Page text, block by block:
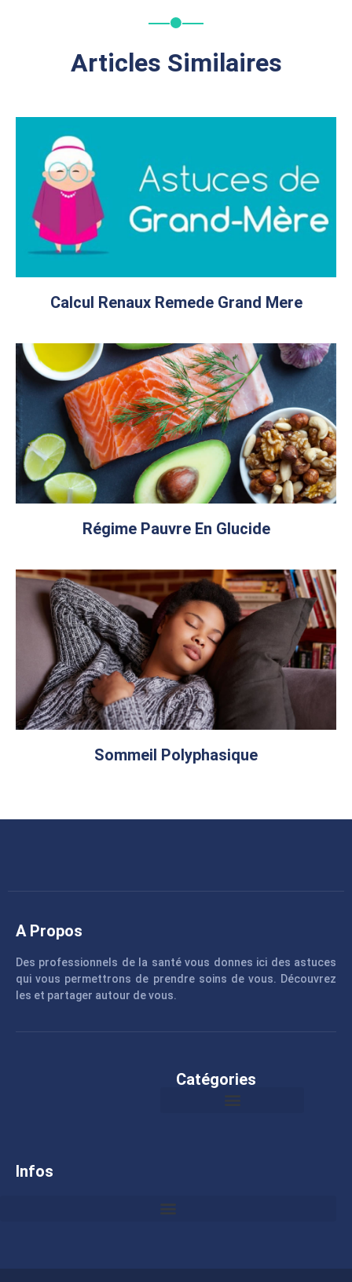
Articles Similaires
Calcul Renaux Remede Grand Mere
Régime Pauvre En Glucide
Sommeil Polyphasique
A Propos
Des professionnels de la santé vous donnes ici des astuces
qui vous permettrons de prendre soins de vous. Découvrez
les et partager autour de vous.
Catégories
Infos